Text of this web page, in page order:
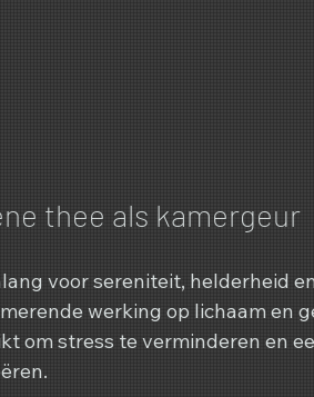
thee als kamergeur
voor sereniteit, helderheid
werking op lichaam en
om stress te verminderen en